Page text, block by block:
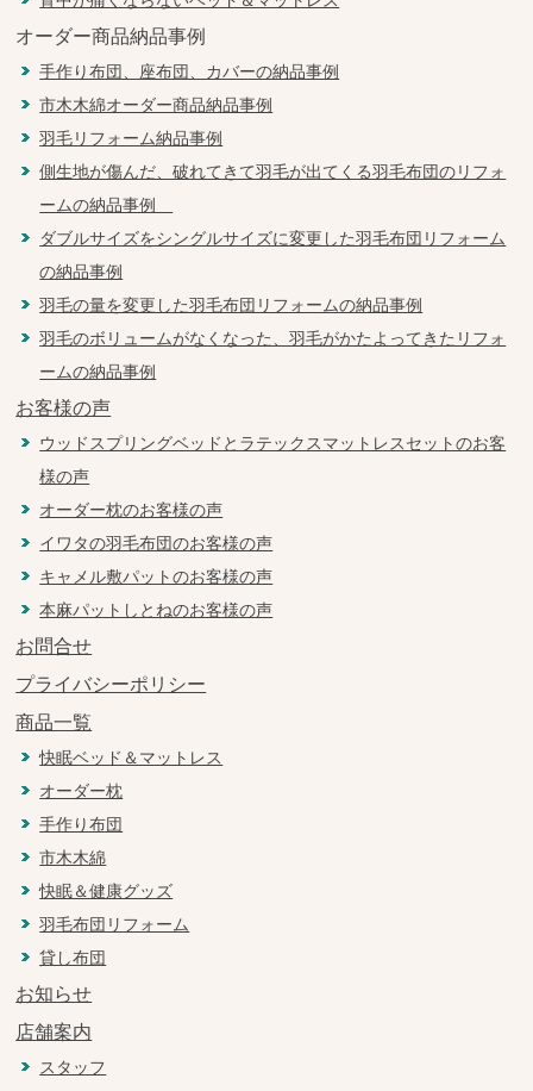
オーダー商品納品事例
手作り布団、座布団、カバーの納品事例
市木木綿オーダー商品納品事例
羽毛リフォーム納品事例
側生地が傷んだ、破れてきて羽毛が出てくる羽毛布団のリフォ
ームの納品事例
ダブルサイズをシングルサイズに変更した羽毛布団リフォーム
の納品事例
羽毛の量を変更した羽毛布団リフォームの納品事例
羽毛のボリュームがなくなった、羽毛がかたよってきたリフォ
ームの納品事例
お客様の声
ウッドスプリングベッドとラテックスマットレスセットのお客
様の声
オーダー枕のお客様の声
イワタの羽毛布団のお客様の声
キャメル敷パットのお客様の声
本麻パットしとねのお客様の声
お問合せ
プライバシーポリシー
商品一覧
快眠ベッド＆マットレス
オーダー枕
手作り布団
市木木綿
快眠＆健康グッズ
羽毛布団リフォーム
貸し布団
お知らせ
店舗案内
スタッフ